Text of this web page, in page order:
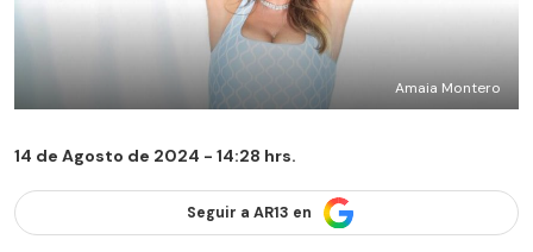
Amaia Montero
14 de Agosto de 2024 - 14:28 hrs.
Seguir a AR13 en